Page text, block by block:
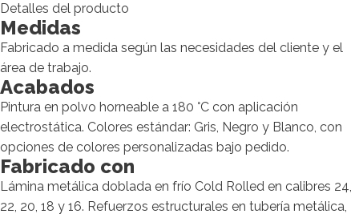
Detalles del producto
Medidas
Fabricado a medida según las necesidades del cliente y el
área de trabajo.
Acabados
Pintura en polvo horneable a 180 °C con aplicación
electrostática. Colores estándar: Gris, Negro y Blanco, con
opciones de colores personalizadas bajo pedido.
Fabricado con
Lámina metálica doblada en frío Cold Rolled en calibres 24,
22, 20, 18 y 16. Refuerzos estructurales en tubería metálica,